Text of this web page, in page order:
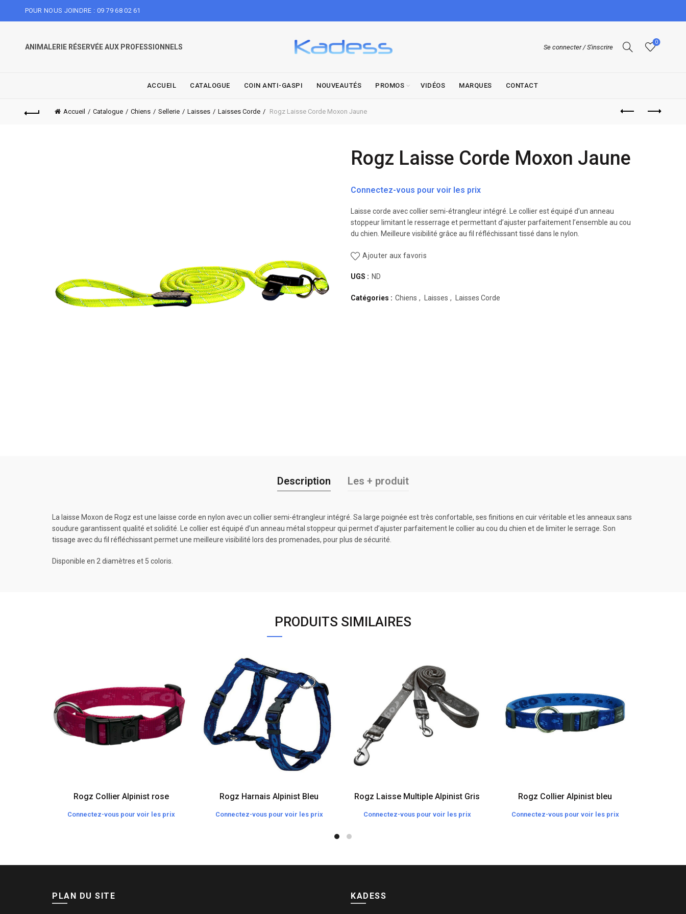
POUR NOUS JOINDRE : 09 79 68 02 61
ANIMALERIE RÉSERVÉE AUX PROFESSIONNELS Se connecter / S'inscrire
0
ACCUEIL CATALOGUE COIN ANTI-GASPI NOUVEAUTÉS PROMOS VIDÉOS MARQUES CONTACT
Accueil Catalogue Chiens Sellerie Laisses Laisses Corde Rogz Laisse Corde Moxon Jaune
Rogz Laisse Corde Moxon Jaune
Connectez-vous pour voir les prix
Laisse corde avec collier semi-étrangleur intégré. Le collier est équipé d’un anneau
stoppeur limitant le resserrage et permettant d’ajuster parfaitement l’ensemble au cou
du chien. Meilleure visibilité grâce au fil réfléchissant tissé dans le nylon.
Ajouter aux favoris
UGS : ND
Catégories : Chiens , Laisses , Laisses Corde
Description Les + produit
La laisse Moxon de Rogz est une laisse corde en nylon avec un collier semi-étrangleur intégré. Sa large poignée est très confortable, ses finitions en cuir véritable et les anneaux sans
soudure garantissent qualité et solidité. Le collier est équipé d’un anneau métal stoppeur qui permet d’ajuster parfaitement le collier au cou du chien et de limiter le serrage. Son
tissage avec du fil réfléchissant permet une meilleure visibilité lors des promenades, pour plus de sécurité.
Disponible en 2 diamètres et 5 coloris.
PRODUITS SIMILAIRES
Rogz Collier Alpinist rose
Connectez-vous pour voir les prix
Rogz Harnais Alpinist Bleu
Connectez-vous pour voir les prix
Rogz Laisse Multiple Alpinist Gris
Connectez-vous pour voir les prix
Rogz Collier Alpinist bleu
Connectez-vous pour voir les prix
PLAN DU SITE KADESS